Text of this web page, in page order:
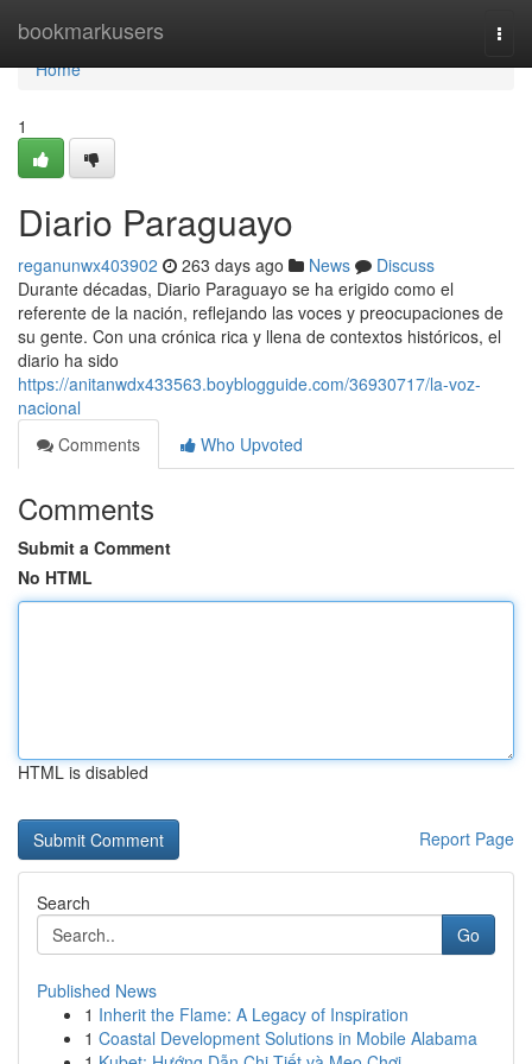
bookmarkusers
Home
Home
1
Diario Paraguayo
reganunwx403902 263 days ago News
Discuss
Durante décadas, Diario Paraguayo se ha erigido como el
referente de la nación, reflejando las voces y preocupaciones de
su gente. Con una crónica rica y llena de contextos históricos, el
diario ha sido
https://anitanwdx433563.boyblogguide.com/36930717/la-voz-
nacional
Comments
Who Upvoted
Comments
Submit a Comment
No HTML
HTML is disabled
Report Page
Search
Go
Published News
1 Inherit the Flame: A Legacy of Inspiration
1 Coastal Development Solutions in Mobile Alabama